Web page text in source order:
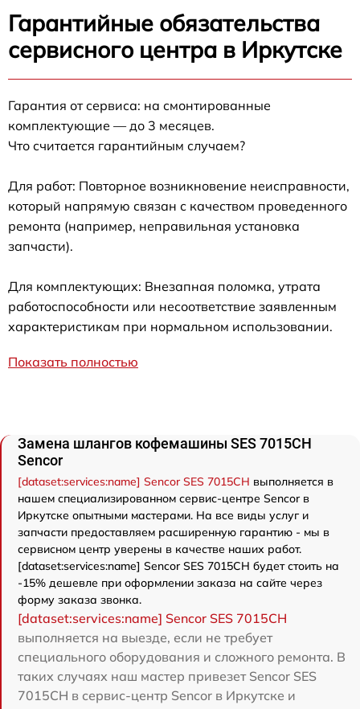
Гарантийные обязательства
сервисного центра в Иркутске
Гарантия от сервиса: на смонтированные
комплектующие — до 3 месяцев.
Что считается гарантийным случаем?
Для работ: Повторное возникновение неисправности,
который напрямую связан с качеством проведенного
ремонта (например, неправильная установка
запчасти).
Для комплектующих: Внезапная поломка, утрата
работоспособности или несоответствие заявленным
характеристикам при нормальном использовании.
Показать полностью
Замена шлангов кофемашины SES 7015CH
Sencor
[dataset:services:name] Sencor SES 7015CH выполняется в
нашем специализированном сервис-центре Sencor в
Иркутске опытными мастерами. На все виды услуг и
запчасти предоставляем расширенную гарантию - мы в
сервисном центр уверены в качестве наших работ.
[dataset:services:name] Sencor SES 7015CH будет стоить на
-15% дешевле при оформлении заказа на сайте через
форму заказа звонка.
[dataset:services:name] Sencor SES 7015CH
выполняется на выезде, если не требует
специального оборудования и сложного ремонта. В
таких случаях наш мастер привезет Sencor SES
7015CH в сервис-центр Sencor в Иркутске и